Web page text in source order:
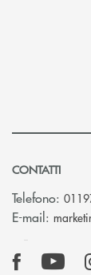
CONTATTI
Telefono:
E-mail: